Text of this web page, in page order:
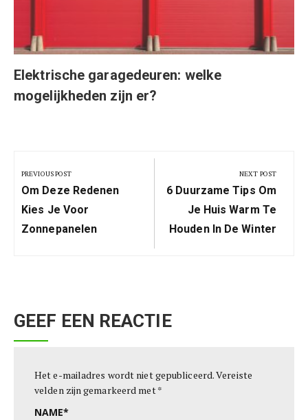
Elektrische garagedeuren: welke
mogelijkheden zijn er?
Berichtnavigatie
PREVIOUS POST
Previous
Post:
Om Deze Redenen
Kies Je Voor
Zonnepanelen
NEXT POST
Next
Post:
6 Duurzame Tips Om
Je Huis Warm Te
Houden In De Winter
GEEF EEN REACTIE
Het e-mailadres wordt niet gepubliceerd.Vereiste
velden zijn gemarkeerd met*
NAME*